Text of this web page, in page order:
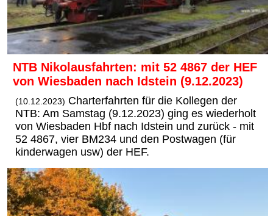
NTB Nikolausfahrten: mit 52 4867 der HEF
von Wiesbaden nach Idstein (9.12.2023)
(10.12.2023) Charterfahrten für die Kollegen der
NTB: Am Samstag (9.12.2023) ging es wiederholt
von Wiesbaden Hbf nach Idstein und zurück - mit
52 4867, vier BM234 und den Postwagen (für
kinderwagen usw) der HEF.